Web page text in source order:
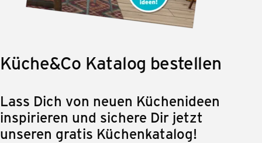
Küche&Co Katalog bestellen
Lass Dich von neuen Küchenideen
inspirieren und sichere Dir jetzt
unseren gratis Küchenkatalog!